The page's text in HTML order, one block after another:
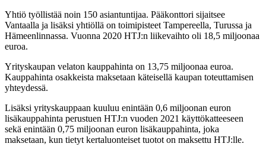
Yhtiö työllistää noin 150 asiantuntijaa. Pääkonttori sijaitsee
Vantaalla ja lisäksi yhtiöllä on toimipisteet Tampereella, Turussa ja
Hämeenlinnassa. Vuonna 2020 HTJ:n liikevaihto oli 18,5 miljoonaa
euroa.
Yrityskaupan velaton kauppahinta on 13,75 miljoonaa euroa.
Kauppahinta osakkeista maksetaan käteisellä kaupan toteuttamisen
yhteydessä.
Lisäksi yrityskauppaan kuuluu enintään 0,6 miljoonan euron
lisäkauppahinta perustuen HTJ:n vuoden 2021 käyttökatteeseen
sekä enintään 0,75 miljoonan euron lisäkauppahinta, joka
maksetaan, kun tietyt kertaluonteiset tuotot on maksettu HTJ:lle.